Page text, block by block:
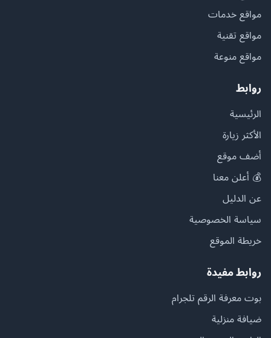
مواقع خدمات
مواقع تقنية
مواقع منوعة
روابط
الرئيسية
الأكثر زيارة
أضف موقع
💰 أعلن معنا
عن الدليل
سياسة الخصوصية
خريطة الموقع
روابط مفيدة
بوت معرفة الرقم تلجرام
ضيافة منزلية